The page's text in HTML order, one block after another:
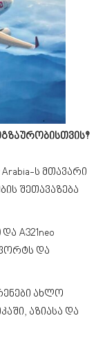
Arabia-ს მთავარი
შეთავაზება
A321neo
და
ახლო
აზიასა და